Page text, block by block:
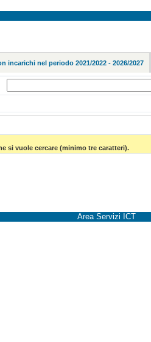
incarichi nel periodo 2021/2022 - 2026/2027
si vuole cercare (minimo tre caratteri).
Area Servizi ICT